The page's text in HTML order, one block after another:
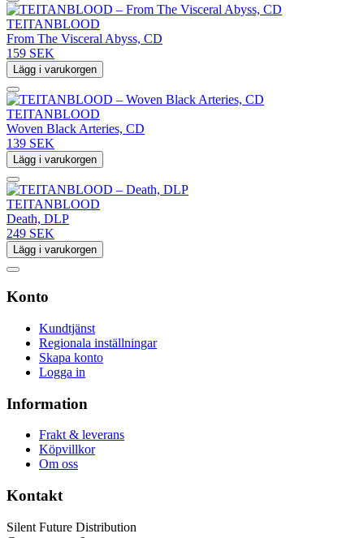
TEITANBLOOD
From The Visceral Abyss, CD
159 SEK
Lägg i varukorgen
TEITANBLOOD
Woven Black Arteries, CD
139 SEK
Lägg i varukorgen
TEITANBLOOD
Death, DLP
249 SEK
Lägg i varukorgen
Konto
Kundtjänst
Regionala inställningar
Skapa konto
Logga in
Information
Frakt & leverans
Köpvillkor
Om oss
Kontakt
Silent Future Distribution